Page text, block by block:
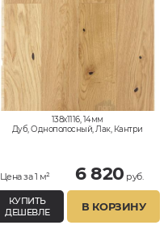
138x1116, 14мм
Дуб, Однополосный, Лак, Кантри
Цена за 1 м² 6 820 руб.
КУПИТЬ
ДЕШЕВЛЕ
В КОРЗИНУ